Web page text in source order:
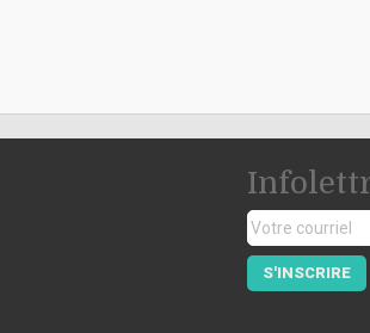
S'INSCRIRE